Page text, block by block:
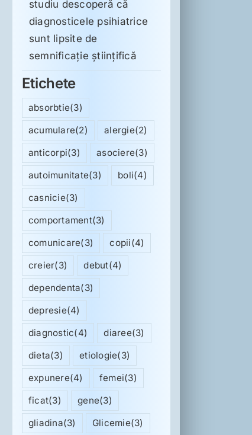
studiu descoperă că
diagnosticele psihiatrice
sunt lipsite de
semnificație științifică
Etichete
absorbtie(3)
acumulare(2) alergie(2)
anticorpi(3) asociere(3)
autoimunitate(3) boli(4)
casnicie(3)
comportament(3)
comunicare(3) copii(4)
creier(3) debut(4)
dependenta(3)
depresie(4)
diagnostic(4) diaree(3)
dieta(3) etiologie(3)
expunere(4) femei(3)
ficat(3) gene(3)
gliadina(3) Glicemie(3)